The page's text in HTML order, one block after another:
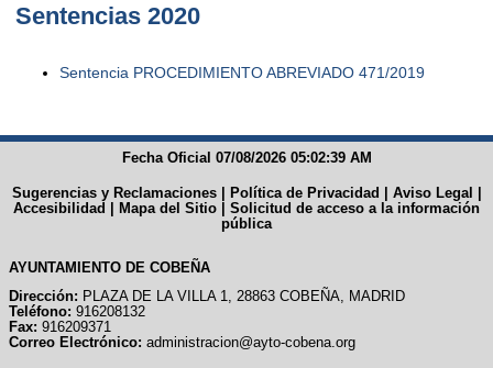
Sentencias 2020
Sentencia PROCEDIMIENTO ABREVIADO 471/2019
Fecha Oficial 07/08/2026 05:02:39 AM
Sugerencias y Reclamaciones| Política de Privacidad Aviso Legal
Accesibilidad
Mapa del Sitio
Solicitud de acceso a la información
pública
AYUNTAMIENTO DE COBEÑA
Dirección: PLAZA DE LA VILLA 1, 28863 COBEÑA, MADRID
Teléfono: 916208132
Fax: 916209371
Correo Electrónico: administracion@ayto-cobena.org